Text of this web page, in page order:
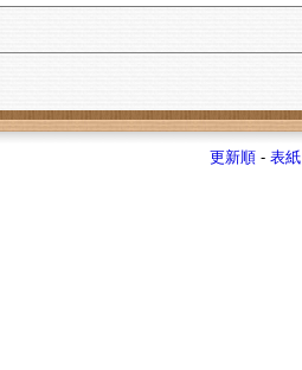
更新順 -表紙